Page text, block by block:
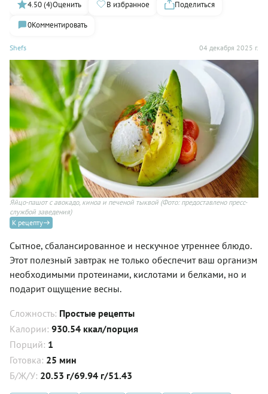
Shefs 04 декабря 2025 г.
4.50 (4)Оценить В избранное
Поделиться
0Комментировать
Яйцо-пашот с авокадо, киноа и печеной тыквой (Фото: предоставлено пресс-
службой заведения)
К рецепту
Сытное, сбалансированное и нескучное утреннее блюдо.
Этот полезный завтрак не только обеспечит ваш организм
необходимыми протеинами, кислотами и белками, но и
подарит ощущение весны.
Сложность: Простые рецепты
Калории: 930.54 ккал/порция
Порций: 1
Готовка: 25 мин
Б/Ж/У: 20.53 г/69.94 г/51.43